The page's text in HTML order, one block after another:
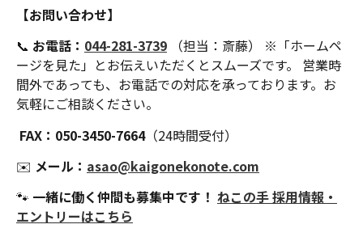
【お問い合わせ】
📞 お電話： 044-281-3739 （担当：斎藤） ※「ホームペ
ージを見た」とお伝えいただくとスムーズです。 営業時
間外であっても、お電話での対応を承っております。お
気軽にご相談ください。
FAX：050-3450-7664（24時間受付）
✉️ メール： asao@kaigonekonote.com
🐾 一緒に働く仲間も募集中です！ ねこの手 採用情報・
エントリーはこちら